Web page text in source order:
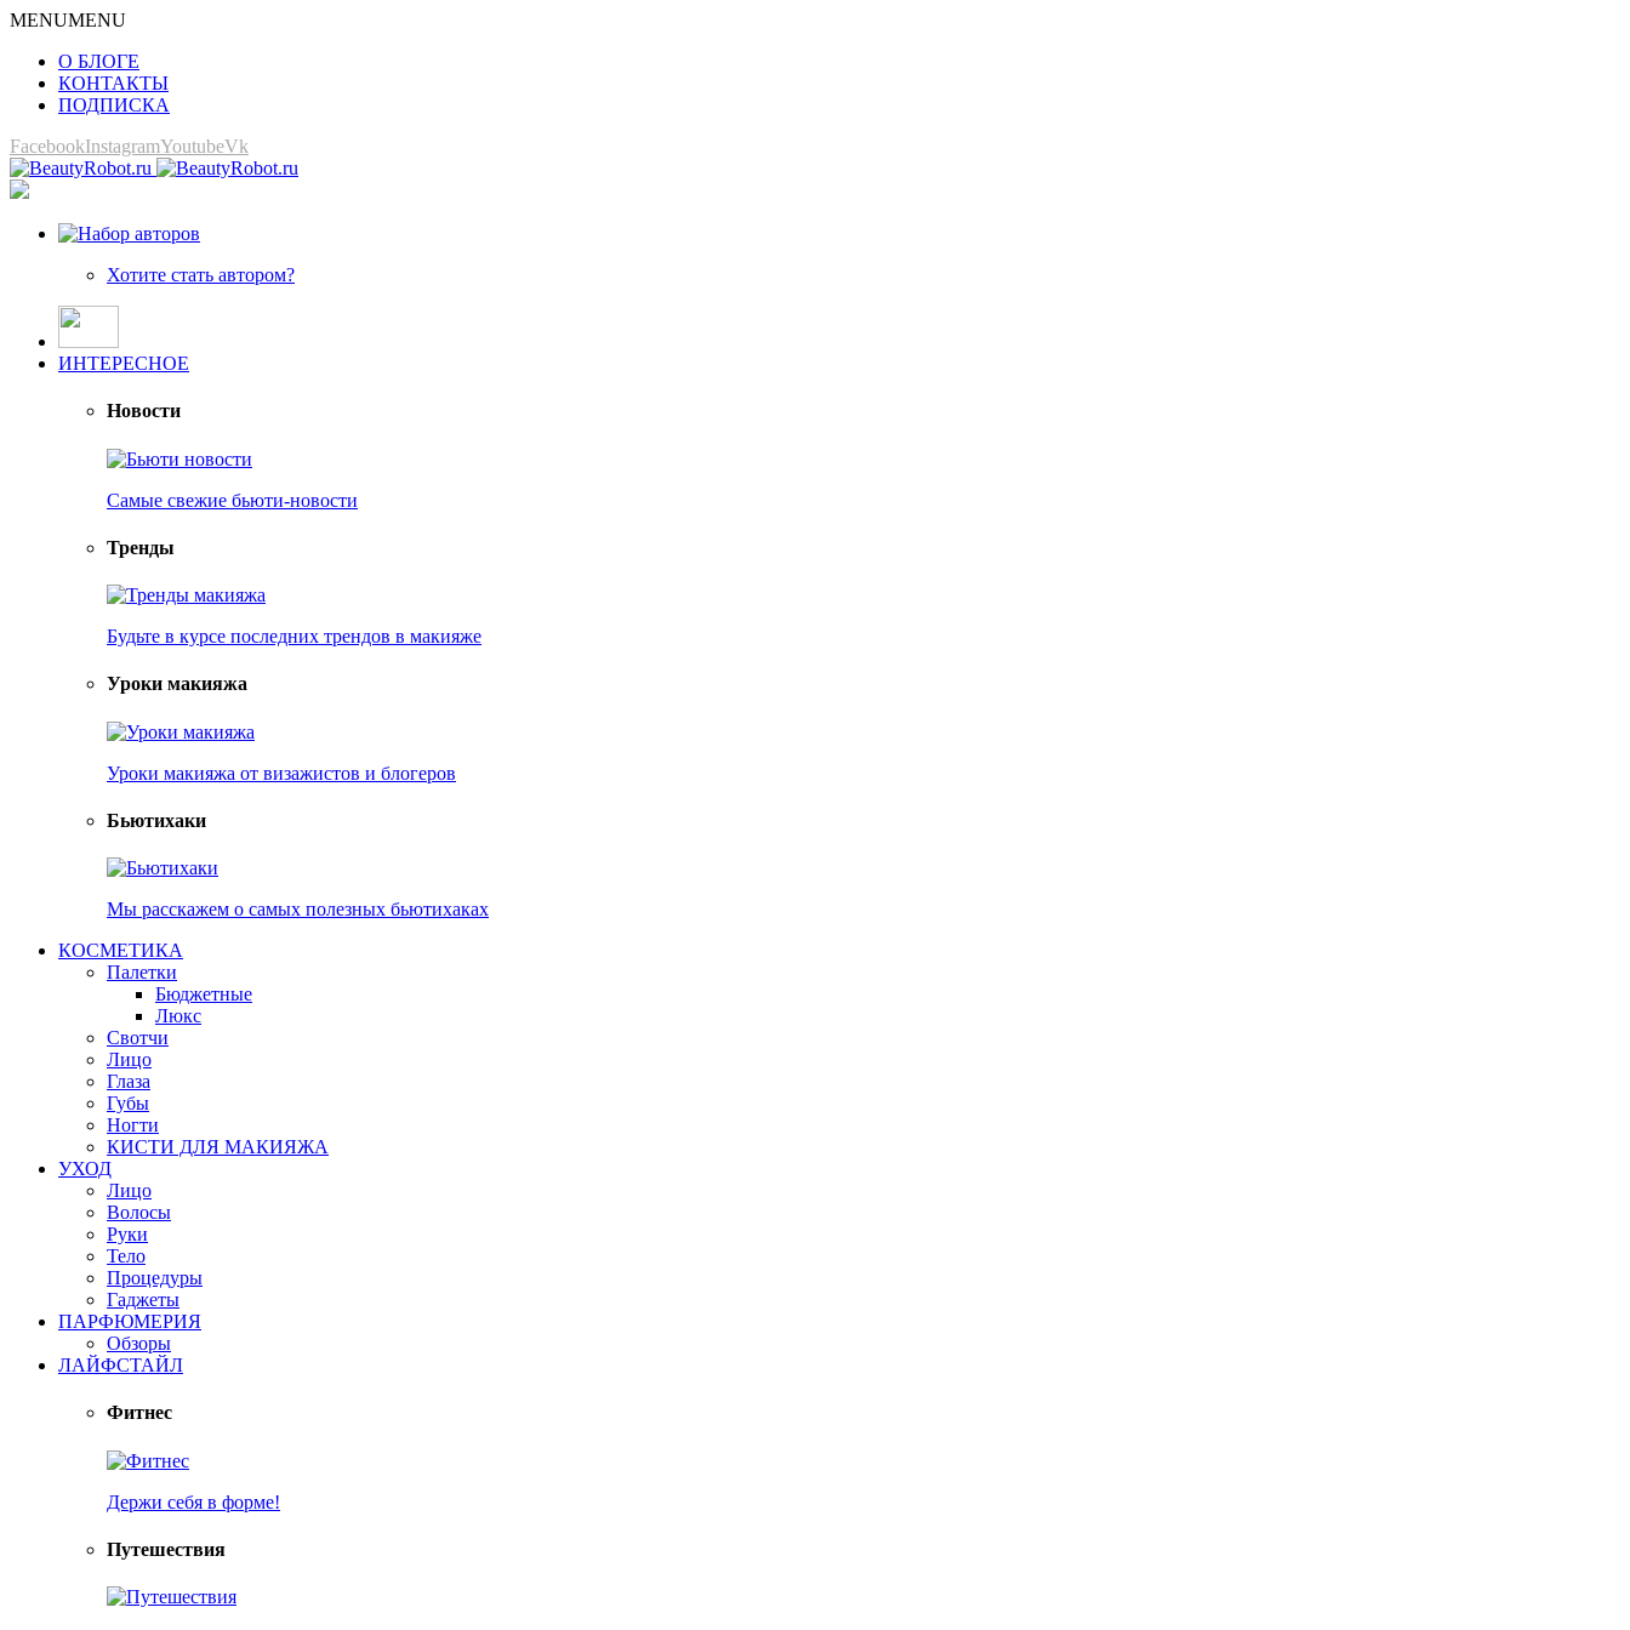
MENUMENU
О БЛОГЕ
КОНТАКТЫ
ПОДПИСКА
FacebookInstagramYoutubeVk
Хотите стать автором?
ИНТЕРЕСНОЕ
Новости
Самые свежие бьюти-новости
Тренды
Будьте в курсе последних трендов в макияже
Уроки макияжа
Уроки макияжа от визажистов и блогеров
Бьютихаки
Мы расскажем о самых полезных бьютихаках
КОСМЕТИКА
Палетки
Бюджетные
Люкс
Свотчи
Лицо
Глаза
Губы
Ногти
КИСТИ ДЛЯ МАКИЯЖА
УХОД
Лицо
Волосы
Руки
Тело
Процедуры
Гаджеты
ПАРФЮМЕРИЯ
Обзоры
ЛАЙФСТАЙЛ
Фитнес
Держи себя в форме!
Путешествия